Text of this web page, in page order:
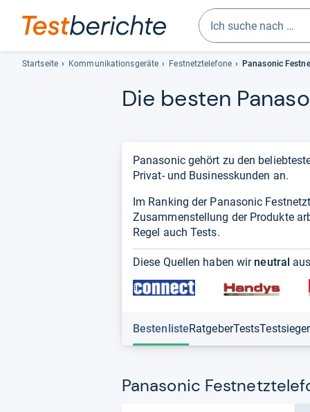
Geben
Sie
drei
Zeichen
erscheinen
automatisch
lassen
sich
mit
den
Pfeiltasten
Startseite Kommunikationsgeräte Festnetztelefone Panasonic
Die bes­ten
Panasonic gehört zu den
Privat- und Businesskunden an.
Im Ranking der Panasonic
Zusammenstellung der Produkte
Regel auch Tests.
Diese Quellen haben wir neutral
BestenlisteRatgeberTestsTestsieger
Panasonic